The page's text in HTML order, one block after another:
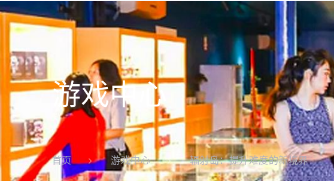
游戏中心
首页 游戏中心 辐射岛：提升难度的新境界